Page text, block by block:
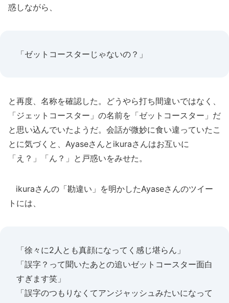
惑しながら、
「ゼットコースターじゃないの？」
と再度、名称を確認した。どうやら打ち間違いではなく、
「ジェットコースター」の名前を「ゼットコースター」だ
と思い込んでいたようだ。会話が微妙に食い違っていたこ
とに気づくと、Ayaseさんとikuraさんはお互いに
「え？」「ん？」と戸惑いをみせた。
ikuraさんの「勘違い」を明かしたAyaseさんのツイー
トには、
「徐々に2人とも真顔になってく感じ堪らん」
「誤字？って聞いたあとの追いゼットコースター面白
すぎます笑」
「誤字のつもりなくてアンジャッシュみたいになって